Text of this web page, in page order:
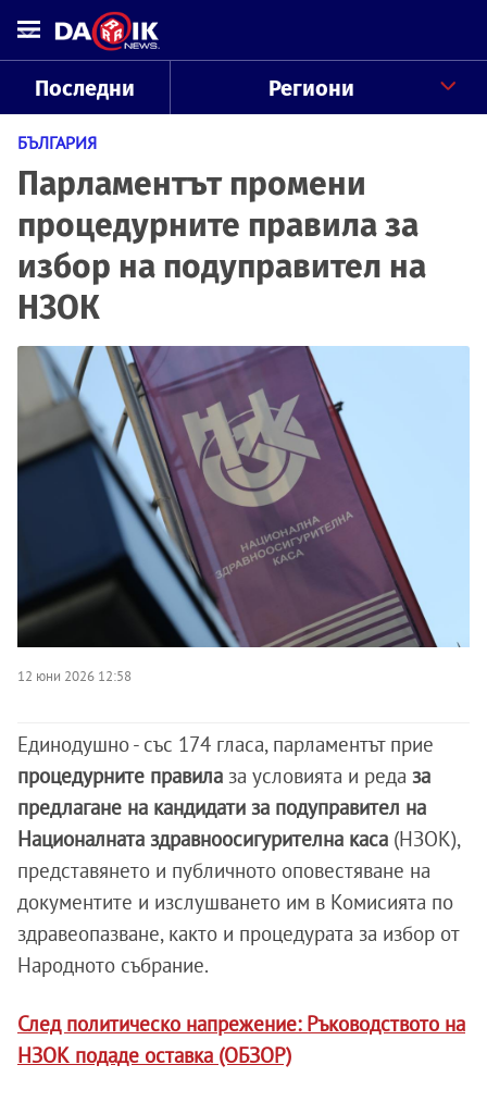
Последни Региони
БЪЛГАРИЯ
Парламентът промени
процедурните правила за
избор на подуправител на
НЗОК
12 юни 2026 12:58
Единодушно - със 174 гласа, парламентът прие
процедурните правила за условията и реда за
предлагане на кандидати за подуправител на
Националната здравноосигурителна каса (НЗОК),
представянето и публичното оповестяване на
документите и изслушването им в Комисията по
здравеопазване, както и процедурата за избор от
Народното събрание.
След политическо напрежение: Ръководството на
НЗОК подаде оставка (ОБЗОР)